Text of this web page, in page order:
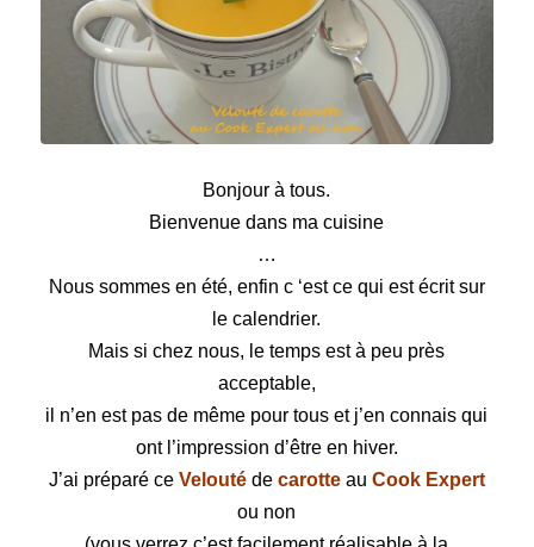
Bonjour à tous.
Bienvenue dans ma cuisine
…
Nous sommes en été, enfin c ‘est ce qui est écrit sur
le calendrier.
Mais si chez nous, le temps est à peu près
acceptable,
il n’en est pas de même pour tous et j’en connais qui
ont l’impression d’être en hiver.
J’ai préparé ce Veloutéde carotteau Cook Expert
ou non